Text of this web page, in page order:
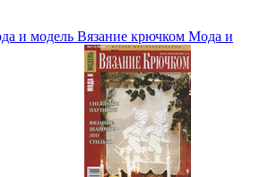
и модель Вязание крючком Мода и